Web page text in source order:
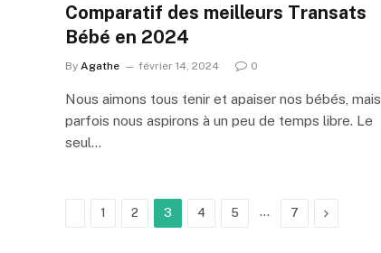
Comparatif des meilleurs Transats
Bébé en 2024
By Agathe février 14, 2024 0
Nous aimons tous tenir et apaiser nos bébés, mais
parfois nous aspirons à un peu de temps libre. Le
seul…
Previous
1 2 3 4 5 … 7 Next